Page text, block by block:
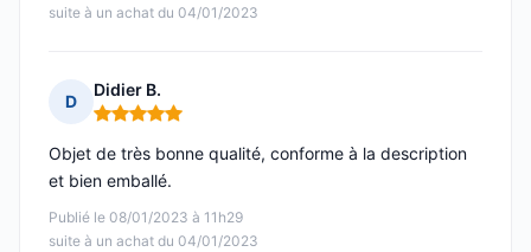
suite à un achat du 04/01/2023
D
Didier B.
Note : 5 sur 5
Publié le 08/01/2023 à 11h29
suite à un achat du 04/01/2023
Objet de très bonne qualité, conforme à la description
et bien emballé.